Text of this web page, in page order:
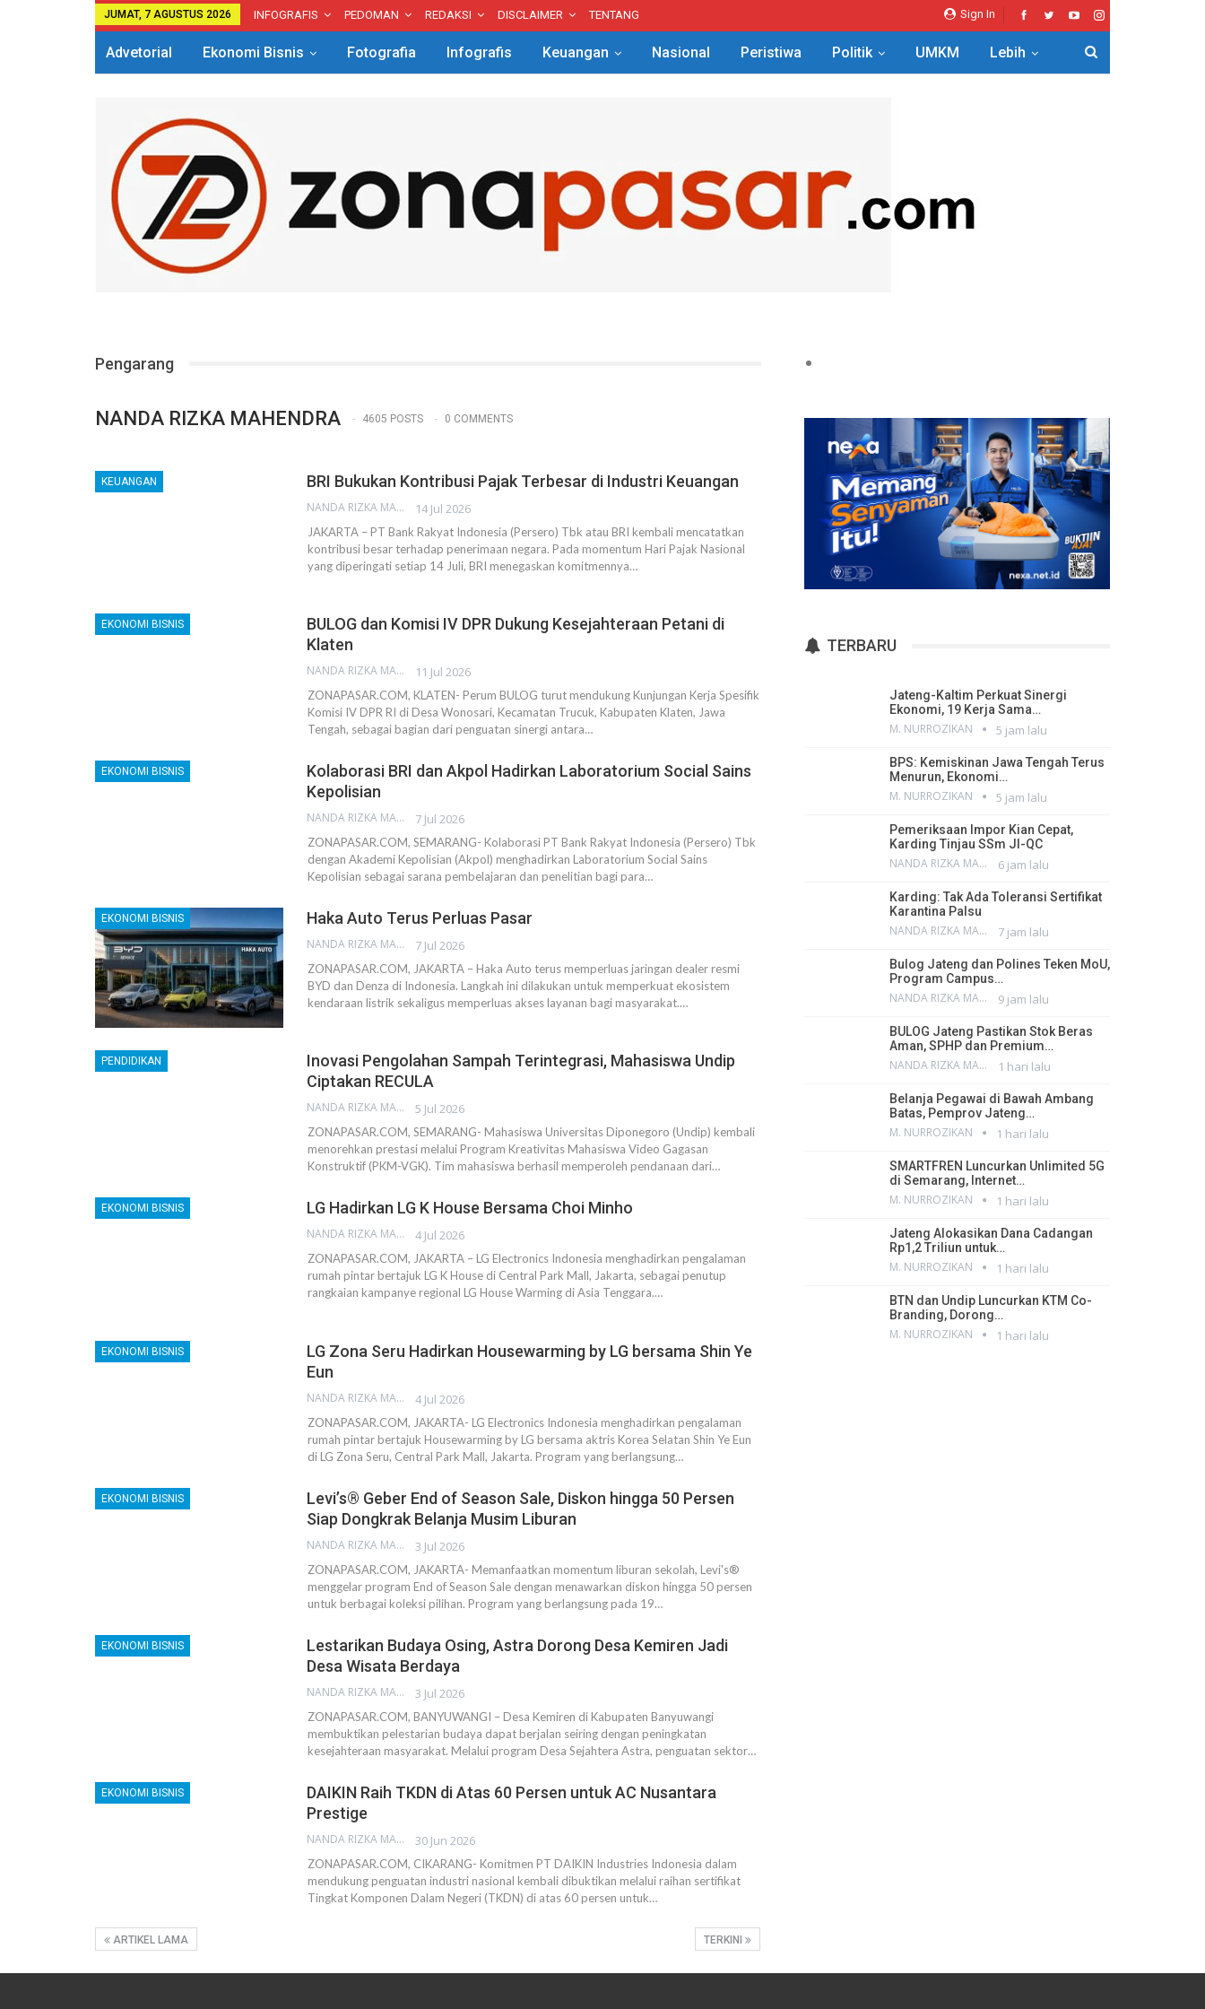
Sign In
JUMAT, 7 AGUSTUS 2026 INFOGRAFIS PEDOMAN REDAKSI DISCLAIMER TENTANG
Advetorial Ekonomi Bisnis Fotografia Infografis Keuangan Nasional Peristiwa Politik UMKM Lebih
Pengarang
NANDA RIZKA MAHENDRA 4605 POSTS 0 COMMENTS
KEUANGAN BRI Bukukan Kontribusi Pajak Terbesar di Industri Keuangan
NANDA RIZKA MAHENDRA 14 Jul 2026
JAKARTA – PT Bank Rakyat Indonesia (Persero) Tbk atau BRI kembali mencatatkan
kontribusi besar terhadap penerimaan negara. Pada momentum Hari Pajak Nasional
yang diperingati setiap 14 Juli, BRI menegaskan komitmennya…
EKONOMI BISNIS
BULOG dan Komisi IV DPR Dukung Kesejahteraan Petani di
Klaten
NANDA RIZKA MAHENDRA 11 Jul 2026
ZONAPASAR.COM, KLATEN- Perum BULOG turut mendukung Kunjungan Kerja Spesifik
Komisi IV DPR RI di Desa Wonosari, Kecamatan Trucuk, Kabupaten Klaten, Jawa
Tengah, sebagai bagian dari penguatan sinergi antara…
EKONOMI BISNIS
Kolaborasi BRI dan Akpol Hadirkan Laboratorium Social Sains
Kepolisian
NANDA RIZKA MAHENDRA 7 Jul 2026
ZONAPASAR.COM, SEMARANG- Kolaborasi PT Bank Rakyat Indonesia (Persero) Tbk
dengan Akademi Kepolisian (Akpol) menghadirkan Laboratorium Social Sains
Kepolisian sebagai sarana pembelajaran dan penelitian bagi para…
EKONOMI BISNIS Haka Auto Terus Perluas Pasar
NANDA RIZKA MAHENDRA 7 Jul 2026
ZONAPASAR.COM, JAKARTA – Haka Auto terus memperluas jaringan dealer resmi
BYD dan Denza di Indonesia. Langkah ini dilakukan untuk memperkuat ekosistem
kendaraan listrik sekaligus memperluas akses layanan bagi masyarakat.…
PENDIDIKAN
Inovasi Pengolahan Sampah Terintegrasi, Mahasiswa Undip
Ciptakan RECULA
NANDA RIZKA MAHENDRA 5 Jul 2026
ZONAPASAR.COM, SEMARANG- Mahasiswa Universitas Diponegoro (Undip) kembali
menorehkan prestasi melalui Program Kreativitas Mahasiswa Video Gagasan
Konstruktif (PKM-VGK). Tim mahasiswa berhasil memperoleh pendanaan dari…
EKONOMI BISNIS LG Hadirkan LG K House Bersama Choi Minho
NANDA RIZKA MAHENDRA 4 Jul 2026
ZONAPASAR.COM, JAKARTA – LG Electronics Indonesia menghadirkan pengalaman
rumah pintar bertajuk LG K House di Central Park Mall, Jakarta, sebagai penutup
rangkaian kampanye regional LG House Warming di Asia Tenggara.…
EKONOMI BISNIS
LG Zona Seru Hadirkan Housewarming by LG bersama Shin Ye
Eun
NANDA RIZKA MAHENDRA 4 Jul 2026
ZONAPASAR.COM, JAKARTA- LG Electronics Indonesia menghadirkan pengalaman
rumah pintar bertajuk Housewarming by LG bersama aktris Korea Selatan Shin Ye Eun
di LG Zona Seru, Central Park Mall, Jakarta. Program yang berlangsung…
EKONOMI BISNIS
Levi’s® Geber End of Season Sale, Diskon hingga 50 Persen
Siap Dongkrak Belanja Musim Liburan
NANDA RIZKA MAHENDRA 3 Jul 2026
ZONAPASAR.COM, JAKARTA- Memanfaatkan momentum liburan sekolah, Levi's®
menggelar program End of Season Sale dengan menawarkan diskon hingga 50 persen
untuk berbagai koleksi pilihan. Program yang berlangsung pada 19…
EKONOMI BISNIS
Lestarikan Budaya Osing, Astra Dorong Desa Kemiren Jadi
Desa Wisata Berdaya
NANDA RIZKA MAHENDRA 3 Jul 2026
ZONAPASAR.COM, BANYUWANGI – Desa Kemiren di Kabupaten Banyuwangi
membuktikan pelestarian budaya dapat berjalan seiring dengan peningkatan
kesejahteraan masyarakat. Melalui program Desa Sejahtera Astra, penguatan sektor…
EKONOMI BISNIS
DAIKIN Raih TKDN di Atas 60 Persen untuk AC Nusantara
Prestige
NANDA RIZKA MAHENDRA 30 Jun 2026
ZONAPASAR.COM, CIKARANG- Komitmen PT DAIKIN Industries Indonesia dalam
mendukung penguatan industri nasional kembali dibuktikan melalui raihan sertifikat
Tingkat Komponen Dalam Negeri (TKDN) di atas 60 persen untuk…
ARTIKEL LAMA TERKINI
TERBARU
Jateng-Kaltim Perkuat Sinergi
Ekonomi, 19 Kerja Sama…
M. NURROZIKAN 5 jam lalu
BPS: Kemiskinan Jawa Tengah Terus
Menurun, Ekonomi…
M. NURROZIKAN 5 jam lalu
Pemeriksaan Impor Kian Cepat,
Karding Tinjau SSm JI-QC
NANDA RIZKA MAHENDRA 6 jam lalu
Karding: Tak Ada Toleransi Sertifikat
Karantina Palsu
NANDA RIZKA MAHENDRA 7 jam lalu
Bulog Jateng dan Polines Teken MoU,
Program Campus…
NANDA RIZKA MAHENDRA 9 jam lalu
BULOG Jateng Pastikan Stok Beras
Aman, SPHP dan Premium…
NANDA RIZKA MAHENDRA 1 hari lalu
Belanja Pegawai di Bawah Ambang
Batas, Pemprov Jateng…
M. NURROZIKAN 1 hari lalu
SMARTFREN Luncurkan Unlimited 5G
di Semarang, Internet…
M. NURROZIKAN 1 hari lalu
Jateng Alokasikan Dana Cadangan
Rp1,2 Triliun untuk…
M. NURROZIKAN 1 hari lalu
BTN dan Undip Luncurkan KTM Co-
Branding, Dorong…
M. NURROZIKAN 1 hari lalu